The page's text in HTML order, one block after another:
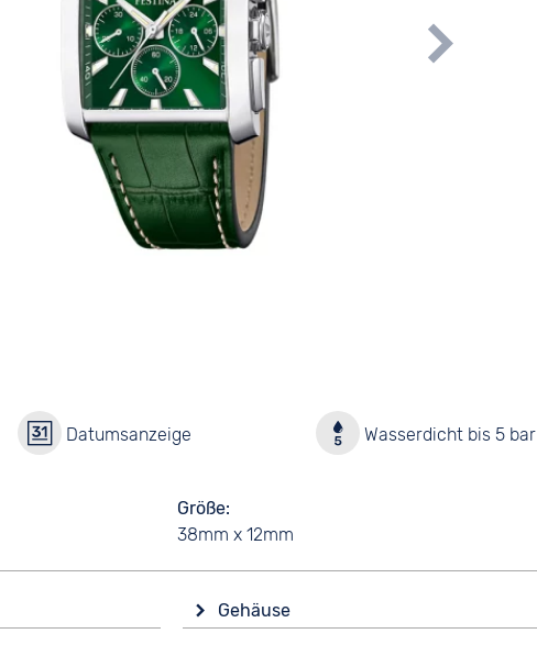
Datumsanzeige Wasserdicht bis 5 bar
Größe
38mm x 12mm
Gehäuse